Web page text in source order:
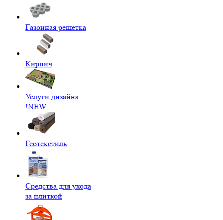
Газонная решетка
Кирпич
Услуги дизайна
!NEW
Геотекстиль
Средства для ухода
за плиткой